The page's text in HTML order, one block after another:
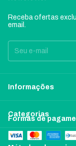
Receba ofertas
email.
Informações
Categorias
Formas de